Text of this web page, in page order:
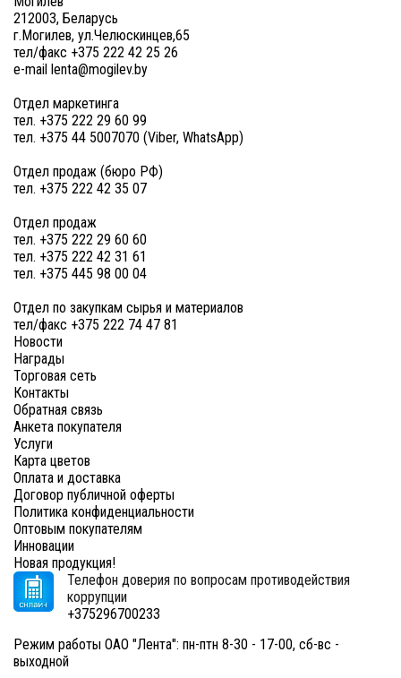
212003, Беларусь
г.Могилев, ул.Челюскинцев,65
тел/факс +375 222 42 25 26
e-mail lenta@mogilev.by
Отдел маркетинга
тел. +375 222 29 60 99
тел. +375 44 5007070 (Viber, WhatsApp)
Отдел продаж (бюро РФ)
тел. +375 222 42 35 07
Отдел продаж
тел. +375 222 29 60 60
тел. +375 222 42 31 61
тел. +375 445 98 00 04
Отдел по закупкам сырья и материалов
тел/факс +375 222 74 47 81
Новости
Награды
Торговая сеть
Контакты
Обратная связь
Анкета покупателя
Услуги
Карта цветов
Оплата и доставка
Договор публичной оферты
Политика конфиденциальности
Оптовым покупателям
Инновации
Новая продукция!
Телефон доверия по вопросам противодействия
коррупции
+375296700233
Режим работы ОАО "Лента": пн-птн 8-30 - 17-00, сб-вс -
выходной